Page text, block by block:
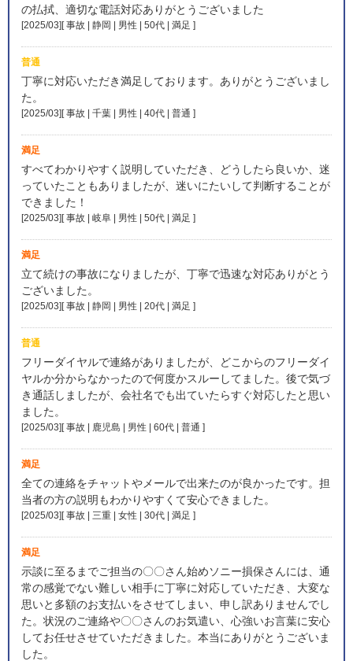
の払拭、適切な電話対応ありがとうございました
[2025/03][ 事故 | 静岡 | 男性 | 50代 | 満足 ]
普通
丁寧に対応いただき満足しております。ありがとうございまし
た。
[2025/03][ 事故 | 千葉 | 男性 | 40代 | 普通 ]
満足
すべてわかりやすく説明していただき、どうしたら良いか、迷
っていたこともありましたが、迷いにたいして判断することが
できました！
[2025/03][ 事故 | 岐阜 | 男性 | 50代 | 満足 ]
満足
立て続けの事故になりましたが、丁寧で迅速な対応ありがとう
ございました。
[2025/03][ 事故 | 静岡 | 男性 | 20代 | 満足 ]
普通
フリーダイヤルで連絡がありましたが、どこからのフリーダイ
ヤルか分からなかったので何度かスルーしてました。後で気づ
き通話しましたが、会社名でも出ていたらすぐ対応したと思い
ました。
[2025/03][ 事故 | 鹿児島 | 男性 | 60代 | 普通 ]
満足
全ての連絡をチャットやメールで出来たのが良かったです。担
当者の方の説明もわかりやすくて安心できました。
[2025/03][ 事故 | 三重 | 女性 | 30代 | 満足 ]
満足
示談に至るまでご担当の〇〇さん始めソニー損保さんには、通
常の感覚でない難しい相手に丁寧に対応していただき、大変な
思いと多額のお支払いをさせてしまい、申し訳ありませんでし
た。状況のご連絡や〇〇さんのお気遣い、心強いお言葉に安心
してお任せさせていただきました。本当にありがとうございま
した。